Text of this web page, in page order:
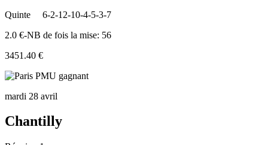
Quinte
6-2-12-10-4-5-3-7
2.0 €-NB de fois la mise: 56
3451.40 €
mardi 28 avril
Chantilly